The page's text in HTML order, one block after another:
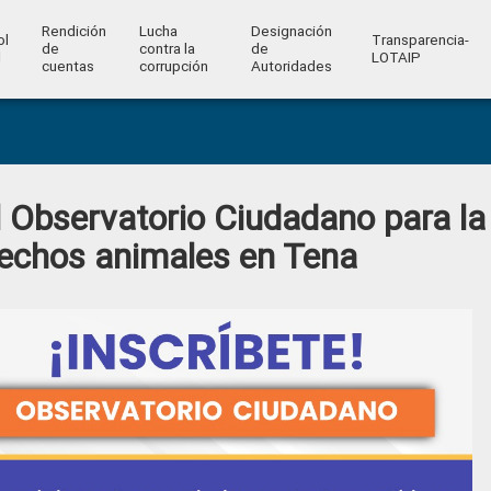
Rendición
de
cuentas
Lucha
contra la
corrupción
Designación
de
Autoridades
Transparencia-
LOTAIP
Observatorio Ciudadano para la
animales en Tena